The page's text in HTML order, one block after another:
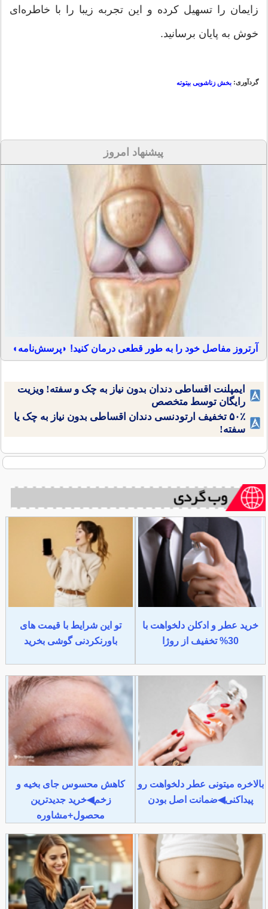
زایمان را تسهیل کرده و این تجربه زیبا را با خاطره‌ای
خوش به پایان برسانید.
گردآوری: بخش زناشویی بیتوته
پیشنهاد امروز
آرتروز مفاصل خود را به طور قطعی درمان کنید! ◗پرسش‌نامه◖
ایمپلنت اقساطی دندان بدون نیاز به چک و سفته! ویزیت
رایگان توسط متخصص
۵۰٪ تخفیف ارتودنسی دندان اقساطی بدون نیاز به چک یا
سفته!
خرید عطر و ادکلن دلخواهت با
30% تخفیف از روژا
تو این شرایط با قیمت های
باورنکردنی گوشی بخرید
بالاخره میتونی عطر دلخواهت رو
پیداکنی◀ضمانت اصل بودن
کاهش محسوس جای بخیه و
زخم◀خرید جدیدترین
محصول+مشاوره